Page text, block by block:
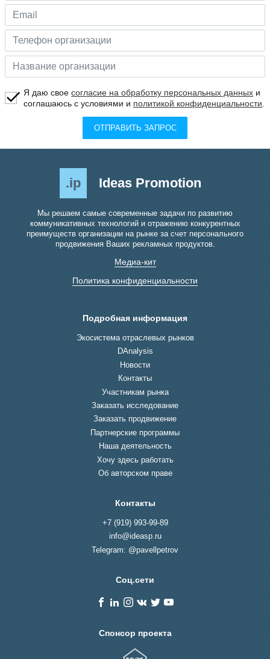
Я даю своесогласие на обработку персональных данных и
соглашаюсь с условиями и политикой конфиденциальности
ОТПРАВИТЬ ЗАПРОС
.ip Ideas Promotion
Мы решаем самые современные задачи по развитию
коммуникативных технологий и отражению конкурентных
преимуществ организации на рынке за счет персонального
продвижения Ваших рекламных продуктов.
Медиа-кит
Политика конфиденциальности
Подробная информация
Экосистема отраслевых рынков
DAnalysis
Новости
Контакты
Участникам рынка
Заказать исследование
Заказать продвижение
Партнерские программы
Наша деятельность
Хочу здесь работать
Об авторском праве
Контакты
+7 (919) 993-99-89
info@ideasp.ru
Telegram: @pavellpetrov
Соц.сети
Спонсор проекта